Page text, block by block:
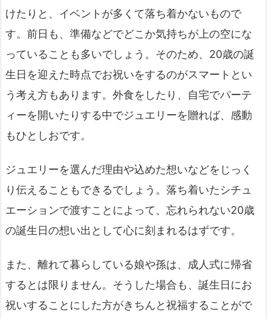
けたりと、イベントが多くて落ち着かないもので
す。前日も、準備などでどこか気持ちが上の空にな
っていることも多いでしょう。そのため、20歳の誕
生日を迎えた時点でお祝いをするのがスマートとい
う考え方もあります。外食をしたり、自宅でパーテ
ィーを開いたりする中でジュエリーを贈れば、感動
もひとしおです。
ジュエリーを選んだ理由や込めた想いなどをじっく
り伝えることもできるでしょう。落ち着いたシチュ
エーションで渡すことによって、忘れられない20歳
の誕生日の想い出として心に刻まれるはずです。
また、離れて暮らしている娘や孫は、成人式に帰省
するとは限りません。そうした場合も、誕生日にお
祝いすることにした方がきちんと祝福することがで